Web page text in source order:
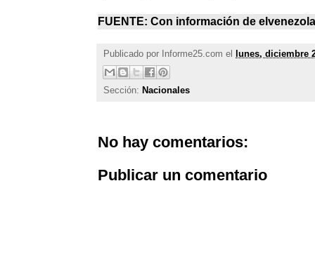
FUENTE: Con información de
Publicado por Informe25.com el lunes, diciembre
Sección: Nacionales
No hay comentarios:
Publicar un comentario